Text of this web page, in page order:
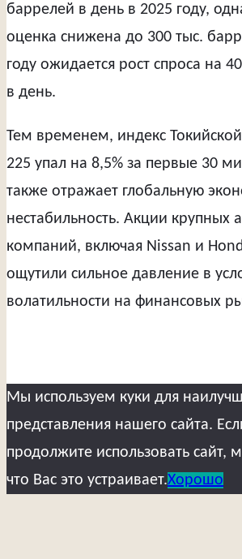
баррелей в день в 2025 году,
оценка снижена до 300 тыс.
году ожидается рост спроса на
в день.
Тем временем, индекс
225 упал на 8,5% за первые 30
также отражает глобальную
нестабильность. Акции крупных
компаний, включая Nissan и
ощутили сильное давление в
волатильности на финансовых
Мы используем куки для
представления нашего сайта.
продолжите использовать сайт,
что Вас это устраивает.Хорошо